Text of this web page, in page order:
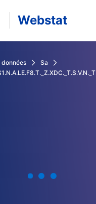
navigation
Webstat
Sa